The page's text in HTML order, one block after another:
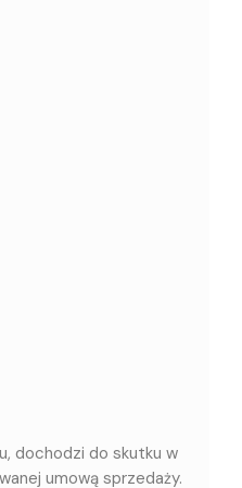
dochodzi do skutku w
umową sprzedaży.